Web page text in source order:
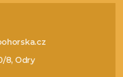
8, Odry